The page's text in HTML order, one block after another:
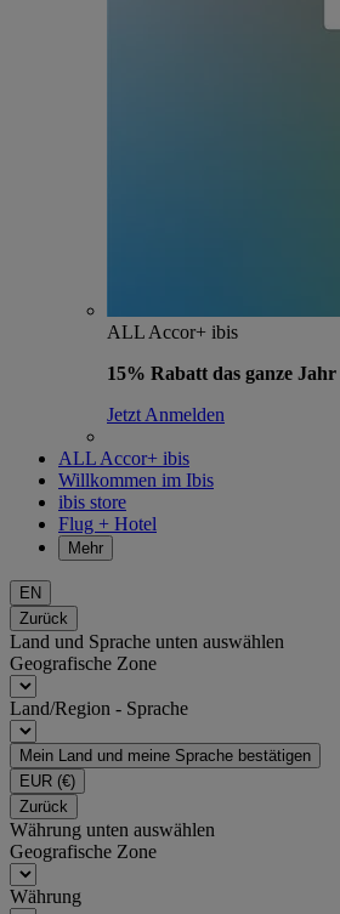
ALL Accor+ ibis
15% Rabatt das ganze Jahr
Jetzt Anmelden
ALL Accor+ ibis
Willkommen im Ibis
ibis store
Flug + Hotel
Mehr
EN
Zurück
Land und Sprache unten auswählen
Geografische Zone
Land/Region - Sprache
Mein Land und meine Sprache bestätigen
EUR (€)
Zurück
Währung unten auswählen
Geografische Zone
Währung